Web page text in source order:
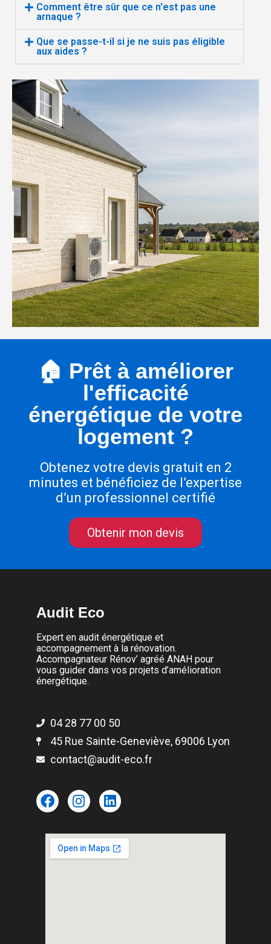
Comment être sûr que ce n'est pas une
arnaque ?
Que se passe-t-il si je ne suis pas éligible
aux aides ?
🏠 Prêt à améliorer
l'efficacité
énergétique de votre
logement ?
Obtenez votre devis gratuit en 2
minutes et bénéficiez de l’expertise
d’un professionnel certifié
Obtenir mon devis
Audit Eco
Expert en audit énergétique et
accompagnement à la rénovation.
Accompagnateur Rénov’ agréé ANAH pour
vous guider dans vos projets d’amélioration
énergétique.
04 28 77 00 50
45 Rue Sainte-Geneviève, 69006 Lyon
contact@audit-eco.fr